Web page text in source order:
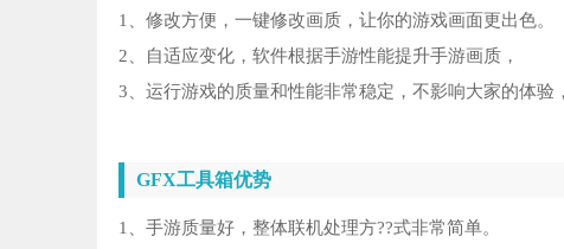
1、修改方便，一键修改画质，让你的游戏画面更出色。
2、自适应变化，软件根据手游性能提升手游画质，
3、运行游戏的质量和性能非常稳定，不影响大家的体验
GFX工具箱优势
1、手游质量好，整体联机处理方??式非常简单。